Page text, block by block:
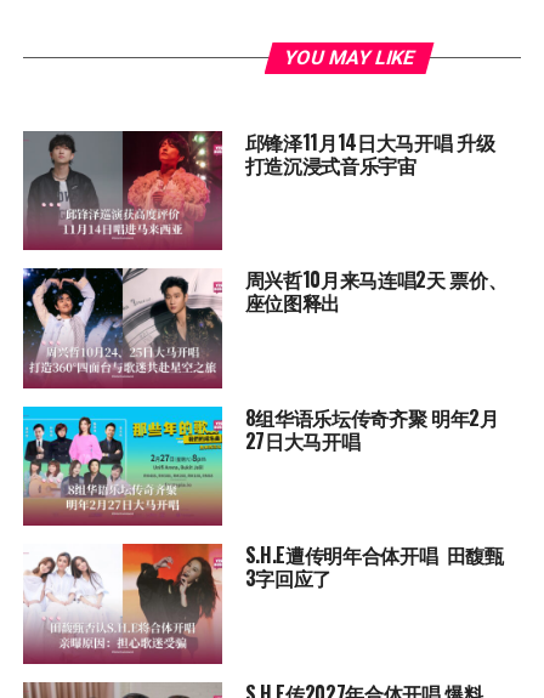
YOU MAY LIKE
邱锋泽11月14日大马开唱 升级
打造沉浸式音乐宇宙
周兴哲10月来马连唱2天 票价、
座位图释出
8组华语乐坛传奇⻬聚 明年2月
27日大马开唱
S.H.E遭传明年合体开唱 田馥甄
3字回应了